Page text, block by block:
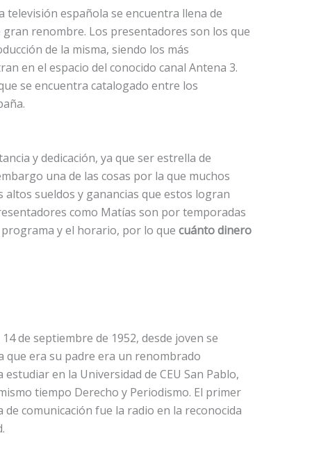
televisión española se encuentra llena de
renombre. Los presentadores son los que
de la misma, siendo los más
en el espacio del conocido canal Antena 3.
se encuentra catalogado entre los
y dedicación, ya que ser estrella de
una de las cosas por la que muchos
sueldos y ganancias que estos logran
como Matías son por temporadas
y el horario, por lo que cuánto dinero
de septiembre de 1952, desde joven se
que era su padre era un renombrado
en la Universidad de CEU San Pablo,
tiempo Derecho y Periodismo. El primer
comunicación fue la radio en la reconocida